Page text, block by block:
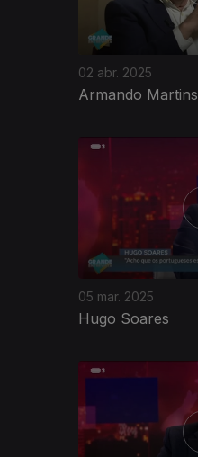
02 abr. 2025
Armando Martins
05 mar. 2025
Hugo Soares
823044